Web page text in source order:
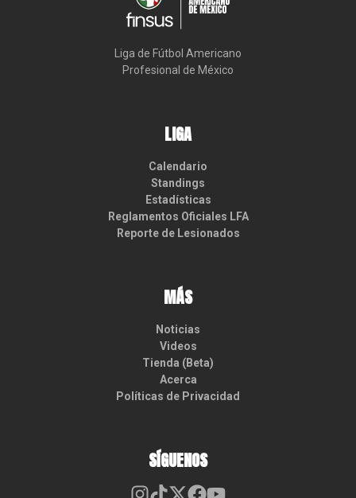
Liga de Fútbol Americano
Profesional de México
LIGA
Calendario
Standings
Estadísticas
Reglamentos Oficiales LFA
Reporte de Lesionados
MÁS
Noticias
Videos
Tienda (Beta)
Acerca
Políticas de Privacidad
SÍGUENOS